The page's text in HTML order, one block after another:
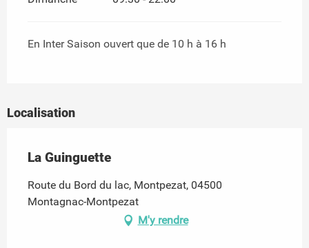
En Inter Saison ouvert que de 10 h à 16 h
Localisation
La Guinguette
Route du Bord du lac, Montpezat, 04500
Montagnac-Montpezat
M'y rendre